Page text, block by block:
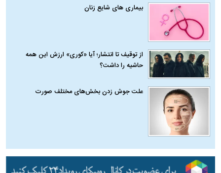
بیماری‌ های شایع زنان
از توقیف تا انتشار؛ آیا «کوری» ارزش این همه
حاشیه را داشت؟
علت جوش زدن بخش‌های مختلف صورت